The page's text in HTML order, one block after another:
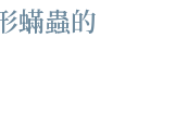
蟎蟲的